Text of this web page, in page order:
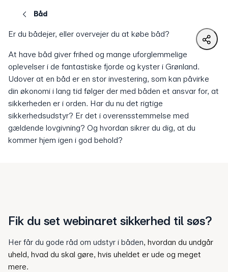
Båd
Er du bådejer, eller overvejer du at købe båd?
At have båd giver frihed og mange uforglemmelige
oplevelser i de fantastiske fjorde og kyster i Grønland.
Udover at en båd er en stor investering, som kan påvirke
din økonomi i lang tid følger der med båden et ansvar for, at
sikkerheden er i orden. Har du nu det rigtige
sikkerhedsudstyr? Er det i overensstemmelse med
gældende lovgivning? Og hvordan sikrer du dig, at du
kommer hjem igen i god behold?
Fik du set webinaret sikkerhed til søs?
Her får du gode råd om udstyr i båden, hvordan du undgår
uheld, hvad du skal gøre, hvis uheldet er ude og meget
mere.